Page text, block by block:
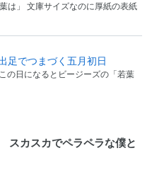
は」 文庫サイズなのに厚紙の表紙
足でつまづく五月初日
の日になるとビージーズの「若葉
カスカでペラペラな僕と